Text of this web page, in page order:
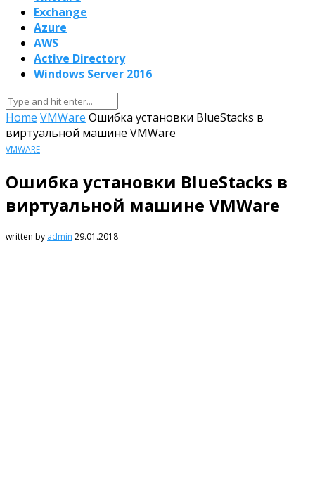
Exchange
Azure
AWS
Active Directory
Windows Server 2016
Home VMWare Ошибка установки BlueStacks в
виртуальной машине VMWare
VMWARE
Ошибка установки BlueStacks в
виртуальной машине VMWare
written by admin 29.01.2018